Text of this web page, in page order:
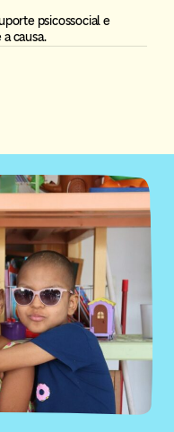
psicossocial e
causa.